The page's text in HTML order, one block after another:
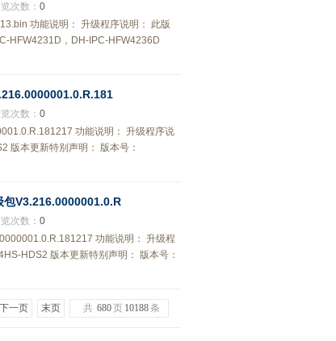
次数： 0
功能说明： 升级程序说明： 此版
HFW4231D，DH-IPC-HFW4236D
次数： 0
功能说明： 升级程序说
版本更新特别声明： 版本号：
包V3.216.0000001.0.R
次数： 0
功能说明： 升级程
HDS2 版本更新特别声明： 版本号：
下一页 末页 共 680页 10188条